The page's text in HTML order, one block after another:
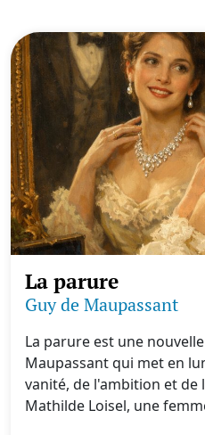
La parure
Guy de Maupassant
La parure est une
Maupassant qui met en
vanité, de l'ambition et
Mathilde Loisel, une